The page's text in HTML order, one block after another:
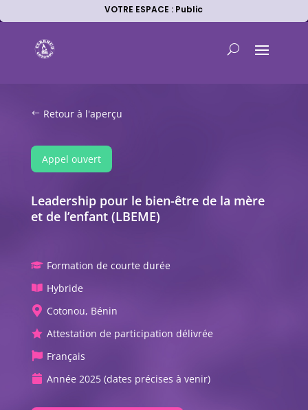
VOTRE ESPACE : Public
Retour à l'aperçu
Appel ouvert
Leadership pour le bien-être de la mère
et de l’enfant (LBEME)
 Formation de courte durée
 Hybride
 Cotonou, Bénin
 Attestation de participation délivrée
 Français
 Année 2025 (dates précises à venir)